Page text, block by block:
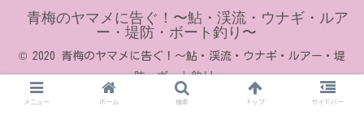
青梅のヤマメに告ぐ！〜鮎・渓流・ウナギ・ルア
ー・堤防・ボート釣り〜
© 2020 青梅のヤマメに告ぐ！〜鮎・渓流・ウナギ・ルアー・堤
防・ボート釣り〜.
メニュー ホーム 検索 トップ サイドバー